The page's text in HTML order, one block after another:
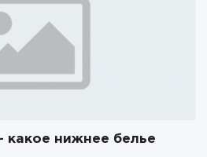
какое нижнее белье